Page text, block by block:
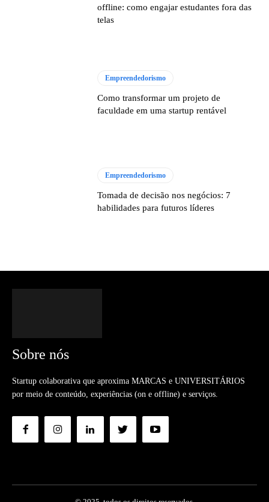
offline: como engajar estudantes fora das
telas
Empreendedorismo
Como transformar um projeto de
faculdade em uma startup rentável
Empreendedorismo
Tomada de decisão nos negócios: 7
habilidades para futuros líderes
Sobre nós
Startup colaborativa que aproxima MARCAS e UNIVERSITÁRIOS
por meio de conteúdo, experiências (on e offline) e serviços.